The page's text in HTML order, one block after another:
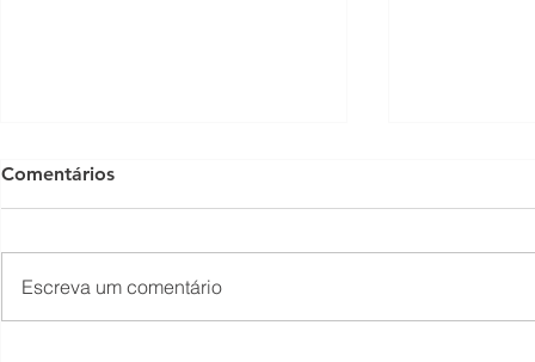
Comentários
Escreva um comentário